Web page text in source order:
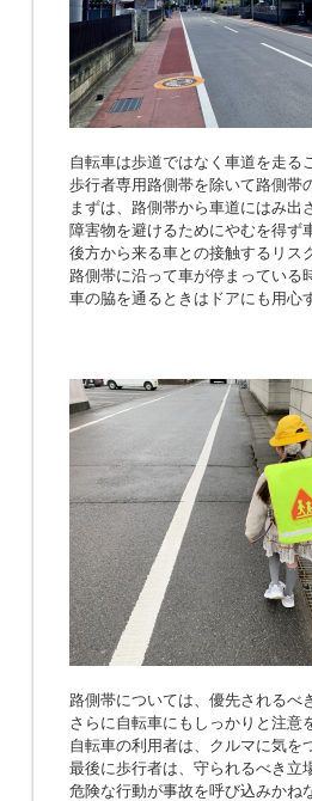
自転車は歩道ではなく車道を走る
歩行者専用路側帯を除いて路側帯
まずは、路側帯から車道にはみ出
障害物を避けるためにやむを得ず
後方から来る車との接触するリス
路側帯に沿って車が停まっている
車の脇を通るときはドアにも用心
路側帯については、優先されるべ
さらに自転車にもしっかりと注意
自転車の利用者は、クルマに気を
最後に歩行者は、守られるべき立
危険な行動が事故を呼び込みかね